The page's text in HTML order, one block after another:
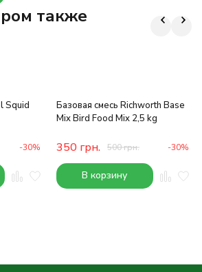
также
Squid
-30%
Базовая смесь Richworth Base
Mix Bird Food Mix 2,5 kg
350 грн. 500грн. -30%
В корзину